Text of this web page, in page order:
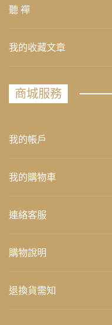
聽 禪
我的收藏文章
商城服務
我的帳戶
我的購物車
連絡客服
購物說明
退換貨需知